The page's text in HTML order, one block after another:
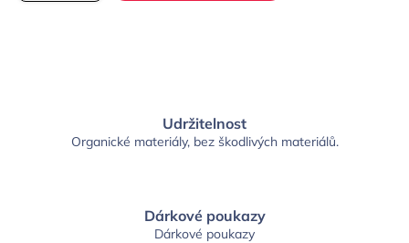
Udržitelnost
Organické materiály, bez škodlivých materiálů.
Dárkové poukazy
Dárkové poukazy